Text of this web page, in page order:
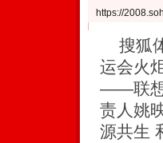
https://
搜狐
运会火
——联想
责人姚
源共生